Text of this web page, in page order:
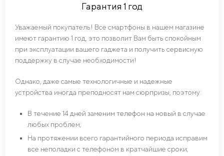
Гарантия 1 год
Уважаемый покупатель! Все смартфоны в нашем магазине
имеют гарантию 1 год, это позволит Вам быть спокойным
при эксплуатации вашего гаджета и получить сервисную
поддержку в случае необходимости!
Однако, даже самые технологичные и надежные
устройства иногда преподносят нам сюрпризы, поэтому:
В течение 14 дней заменим телефон на новый в случае
любых проблем;
На протяжении всего гарантийного периода исправим
все неполадки с телефоном в кратчайшие сроки;